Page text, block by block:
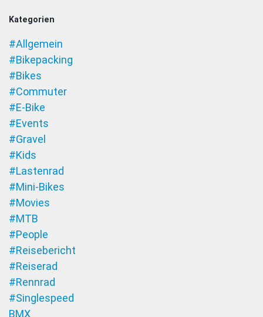
Kategorien
#Allgemein
#Bikepacking
#Bikes
#Commuter
#E-Bike
#Events
#Gravel
#Kids
#Lastenrad
#Mini-Bikes
#Movies
#MTB
#People
#Reisebericht
#Reiserad
#Rennrad
#Singlespeed
BMX